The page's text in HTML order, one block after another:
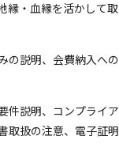
縁・血縁を活かして取
の説明、会費納入への
件説明、コンプライア
取扱の注意、電子証明